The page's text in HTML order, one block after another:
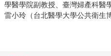
學醫學院副教授、臺灣婦產科醫
雷小玲（台北醫學大學公共衛生